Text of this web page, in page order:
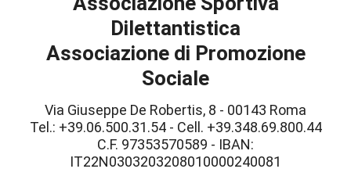
Dilettantistica
Associazione di Promozione
Sociale
Via Giuseppe De Robertis, 8 - 00143 Roma
Tel.: +39.06.500.31.54 - Cell. +39.348.69.800.44
C.F. 97353570589 - IBAN:
IT22N0303203208010000240081